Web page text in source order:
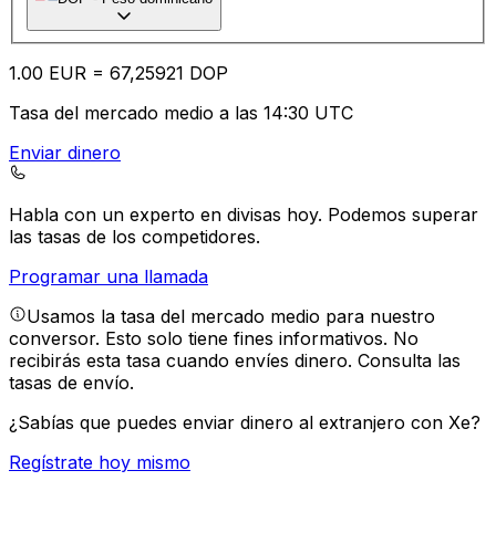
1.00 EUR = 67,25921 DOP
Tasa del mercado medio a las 14:30 UTC
Enviar dinero
Habla con un experto en divisas hoy. Podemos superar
las tasas de los competidores.
Programar una llamada
Usamos la tasa del mercado medio para nuestro
conversor. Esto solo tiene fines informativos. No
recibirás esta tasa cuando envíes dinero. Consulta las
tasas de envío.
¿Sabías que puedes enviar dinero al extranjero con Xe?
Regístrate hoy mismo